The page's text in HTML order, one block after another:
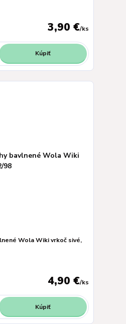
3,90 €/ks
Kúpiť
Wola Wiki vrkoč sivé,
4,90 €/ks
Kúpiť